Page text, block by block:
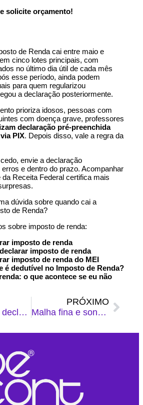
solicite orçamento!
de Renda cai entre maio e
cinco lotes principais, com
no último dia útil de cada mês
esse período, ainda podem
para quem regularizou
a declaração posteriormente.
prioriza idosos, pessoas com
com doença grave, professores
declaração pré-preenchida
PIX. Depois disso, vale a regra da
envie a declaração
e dentro do prazo. Acompanhar
Receita Federal certifica mais
dúvida sobre quando cai a
de Renda?
sobre imposto de renda:
imposto de renda
imposto de renda
imposto de renda do MEI
é dedutível no Imposto de Renda?
o que acontece se eu não
Quem deve declarar Imposto de Renda 2026?
PRÓXIMO
Malha fina e sonegação de impostos: o que muda no IRPF 2026